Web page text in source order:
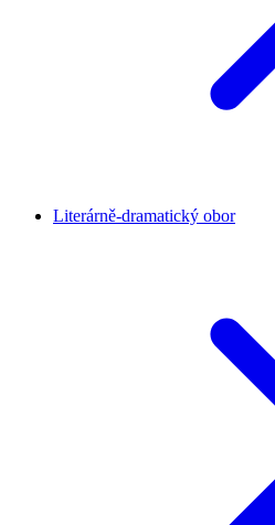
Literárně-dramatický obor